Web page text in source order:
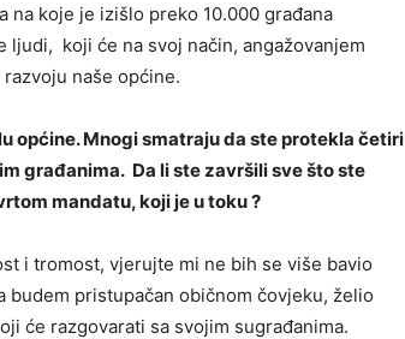
na koje je izišlo preko 10.000 građana
ljudi, koji će na svoj način, angažovanjem
naše općine.
općine. Mnogi smatraju da ste protekla četiri
građanima. Da li ste završili sve što ste
mandatu, koji je u toku ?
i tromost, vjerujte mi ne bih se više bavio
budem pristupačan običnom čovjeku, želio
će razgovarati sa svojim sugrađanima.